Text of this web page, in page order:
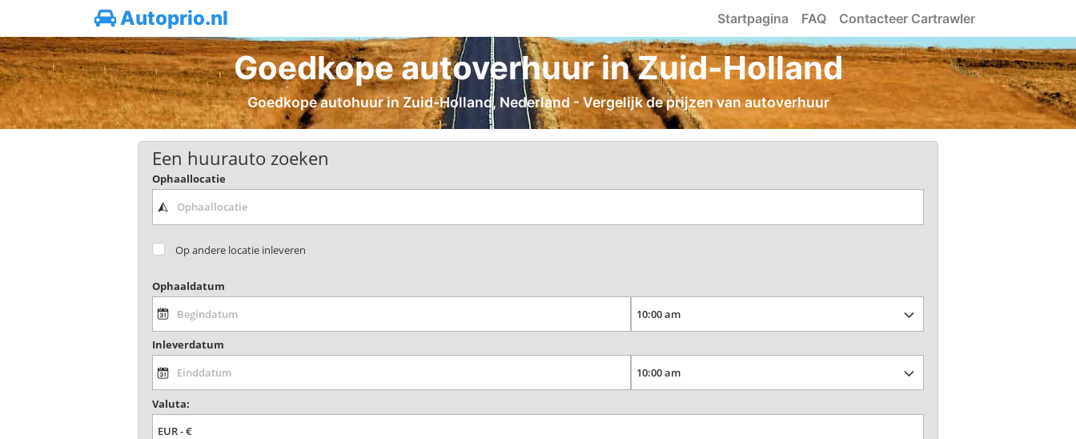
Autoprio.nl Startpagina FAQ Contacteer Cartrawler
Goedkope autoverhuur in Zuid-Holland
Goedkope autohuur in Zuid-Holland, Nederland - Vergelijk de prijzen van autoverhuur
Een huurauto zoeken
Ophaallocatie
Op andere locatie inleveren
Ophaaldatum
Inleverdatum
Valuta: